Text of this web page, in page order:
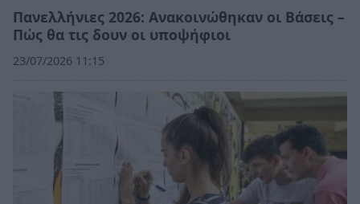
Πανελλήνιες 2026: Ανακοινώθηκαν οι Βάσεις –
Πώς θα τις δουν οι υποψήφιοι
23/07/2026 11:15